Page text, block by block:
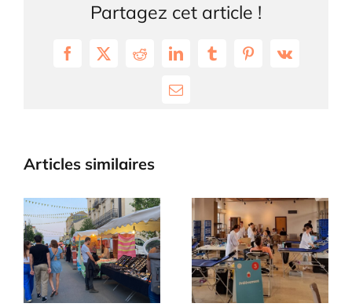
Partagez cet article !
Facebook
X RedditLinkedInTumblrPinterest
Vk
Email
Articles similaires